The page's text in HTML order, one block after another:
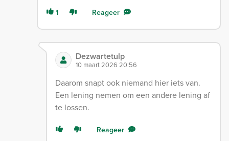
1 Reageer
Dezwartetulp
10 maart 2026 20:56
Daarom snapt ook niemand hier iets van.
Een lening nemen om een andere lening af
te lossen.
Reageer